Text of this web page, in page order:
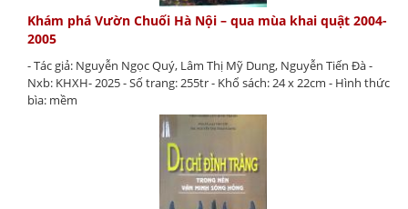
Khám phá Vườn Chuối Hà Nội – qua mùa khai quật 2004-
2005
- Tác giả: Nguyễn Ngọc Quý, Lâm Thị Mỹ Dung, Nguyễn Tiến Đà -
Nxb: KHXH- 2025 - Số trang: 255tr - Khổ sách: 24 x 22cm - Hình thức
bìa: mềm